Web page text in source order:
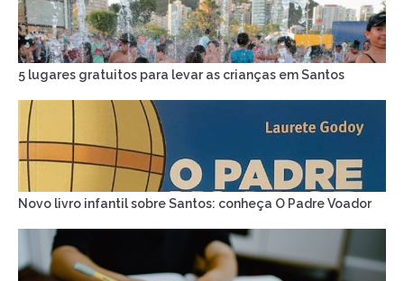
5 lugares gratuitos para levar as crianças em Santos
Novo livro infantil sobre Santos: conheça O Padre Voador